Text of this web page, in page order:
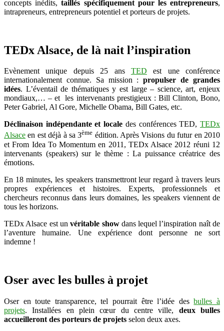
concepts inédits,taillés spécifiquement pour les entrepreneurs,
intrapreneurs, entrepreneurs potentiel et porteurs de projets.
TEDx Alsace, de là nait l’inspiration
Evènement unique depuis 25 ans TED est une conférence
internationalement connue. Sa mission :propulser de grandes
idées. L’éventail de thématiques y est large – science, art, enjeux
mondiaux,… – et les intervenants prestigieux : Bill Clinton, Bono,
Peter Gabriel, Al Gore, Michelle Obama, Bill Gates, etc.
Déclinaison indépendante et locale des conférences TED,TEDx
Alsace en est déjà à sa 3ème édition. Après Visions du futur en 2010
et From Idea To Momentum en 2011, TEDx Alsace 2012 réuni 12
intervenants (speakers) sur le thème : La puissance créatrice des
émotions.
En 18 minutes, les speakers transmettront leur regard à travers leurs
propres expériences et histoires. Experts, professionnels et
chercheurs reconnus dans leurs domaines, les speakers viennent de
tous les horizons.
TEDx Alsace est unvéritable showdans lequel l’inspiration naît de
l’aventure humaine. Une expérience dont personne ne sort
indemne !
Oser avec les bulles à projet
Oser en toute transparence, tel pourrait être l’idée desbulles à
projets. Installées en plein cœur du centre ville, deux bulles
accueilleront des porteurs de projets selon deux axes.